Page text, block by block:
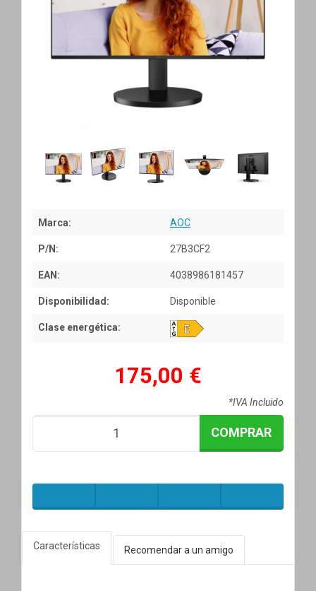
Marca: AOC
P/N: 27B3CF2
EAN: 4038986181457
Disponibilidad: Disponible
Clase energética:
175,00 €
*IVA Incluido
COMPRAR
Características Recomendar a un amigo